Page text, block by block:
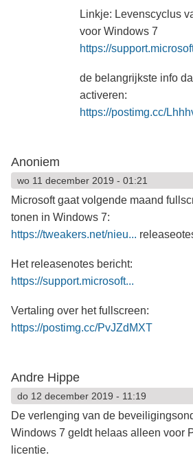
Linkje: Levenscyclus
voor Windows 7
https://
de belangrijkste info
activeren:
https://postimg.cc/
Anoniem
wo 11 december 2019 - 01:21
Microsoft gaat volgende maand
tonen in Windows 7:
https://tweakers.net/nieu...
Het releasenotes bericht:
https://support.microsoft...
Vertaling over het fullscreen:
https://postimg.cc/PvJZdMXT
Andre Hippe
do 12 december 2019 - 11:19
De verlenging van de
Windows 7 geldt helaas alleen voor
licentie.